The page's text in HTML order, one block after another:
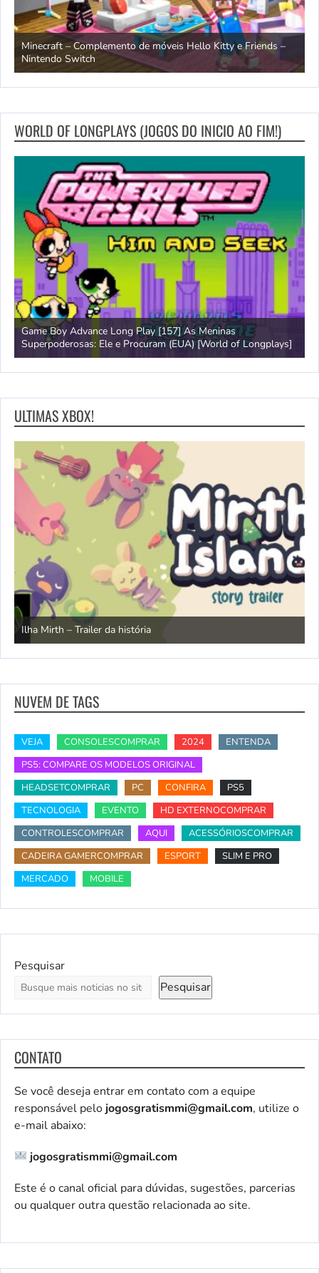
Minecraft – Complemento de móveis Hello Kitty e Friends –
Nintendo Switch
WORLD OF LONGPLAYS (JOGOS DO INICIO AO FIM!)
Game Boy Advance Long Play [157] As Meninas
Superpoderosas: Ele e Procuram (EUA) [World of Longplays]
ULTIMAS XBOX!
Ilha Mirth – Trailer da história
NUVEM DE TAGS
VEJA CONSOLESCOMPRAR 2024
ENTENDA
PS5: COMPARE OS MODELOS ORIGINAL
HEADSETCOMPRAR
PC CONFIRA
PS5
TECNOLOGIA
EVENTO
HD EXTERNOCOMPRAR
CONTROLESCOMPRAR
AQUI
ACESSÓRIOSCOMPRAR
CADEIRA GAMERCOMPRAR
ESPORT
SLIM E PRO
MERCADO
MOBILE
Pesquisar
Pesquisar
CONTATO
Se você deseja entrar em contato com a equipe
responsável pelo jogosgratismmi@gmail.com, utilize o
e-mail abaixo:
jogosgratismmi@gmail.com
Este é o canal oficial para dúvidas, sugestões, parcerias
ou qualquer outra questão relacionada ao site.